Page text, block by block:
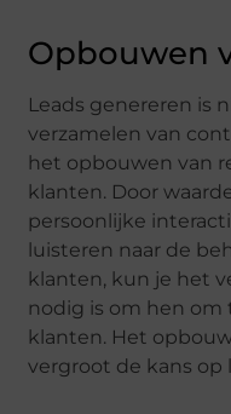
Opbouwen
Leads genereren is
verzamelen van
het opbouwen van
klanten. Door
persoonlijke
luisteren naar de
klanten, kun je het
nodig is om hen
klanten. Het
vergroot de kans